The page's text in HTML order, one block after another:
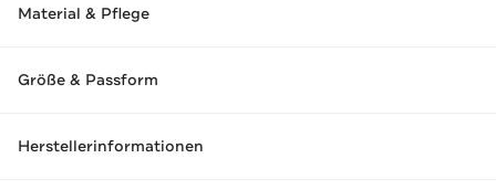
Material & Pflege
Größe & Passform
Herstellerinformationen